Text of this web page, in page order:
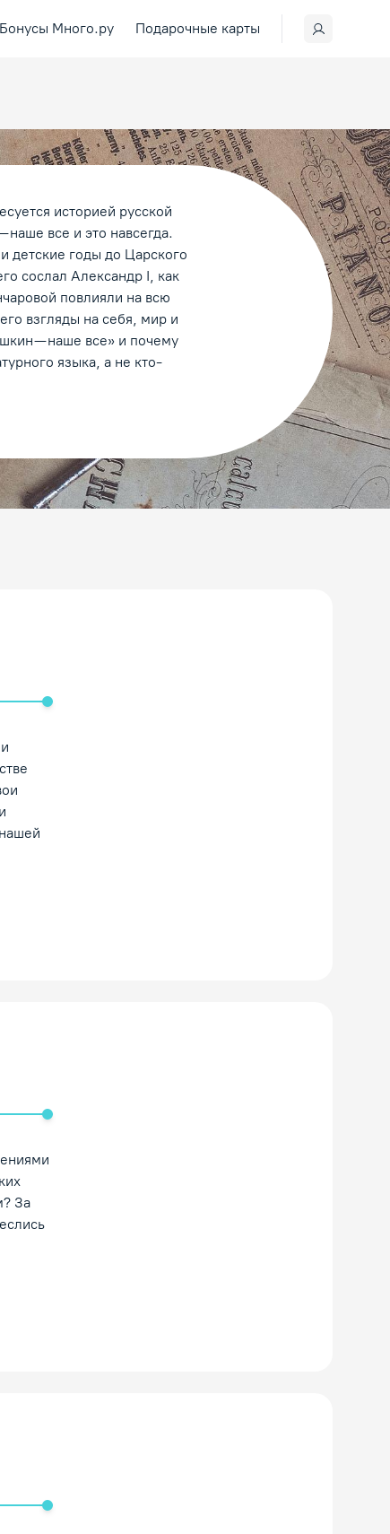
Бонусы Много.ру Подарочные карты
историей русской
наше все и это навсегда.
детские годы до Царского
сослал Александр I, как
повлияли на всю
взгляды на себя, мир и
— наше все» и почему
языка, а не кто-
За